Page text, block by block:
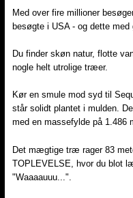
Med over fire millioner
besøgte i USA - og dette med
Du finder skøn natur, flotte
nogle helt utrolige træer.
Kør en smule mod syd til
står solidt plantet i mulden.
med en massefylde på 1.486
Det mægtige træ rager 83
TOPLEVELSE, hvor du blot
"Waaaauuu...".